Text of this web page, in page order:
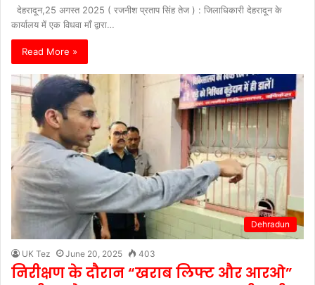
देहरादून,25 अगस्त 2025 ( रजनीश प्रताप सिंह तेज ) : जिलाधिकारी देहरादून के
कार्यालय में एक विधवा माँ द्वारा…
Read More »
Dehradun
UK Tez June 20, 2025 403
निरीक्षण के दौरान “खराब लिफ्ट और आरओ”